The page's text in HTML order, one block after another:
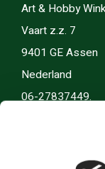
Art & Hobby
Vaart z.z. 7
9401 GE Assen
Nederland
06-27837449.